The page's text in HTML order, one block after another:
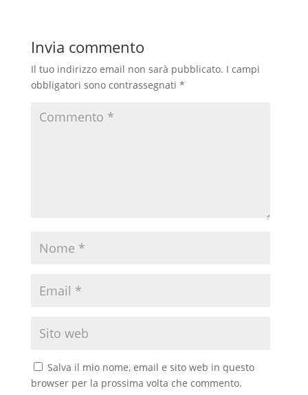
k
p
m
d
i
Invia commento
Il tuo indirizzo email non sarà pubblicato. I campi
obbligatori sono contrassegnati *
Salva il mio nome, email e sito web in questo
browser per la prossima volta che commento.